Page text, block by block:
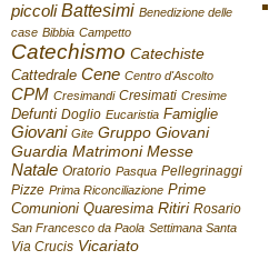
piccoli Battesimi Benedizione delle
case Bibbia Campetto
Catechismo Catechiste
Cattedrale Cene Centro d'Ascolto
CPM Cresimandi Cresimati Cresime
Defunti Doglio Eucaristia Famiglie
Giovani Gite Gruppo Giovani
Guardia Matrimoni Messe
Natale Oratorio Pasqua Pellegrinaggi
Pizze Prima Riconciliazione Prime
Comunioni Quaresima Ritiri Rosario
San Francesco da Paola Settimana Santa
Via Crucis Vicariato